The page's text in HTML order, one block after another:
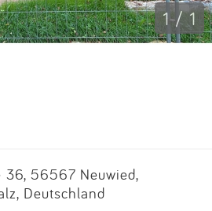
1 / 1
36, 56567 Neuwied,
Deutschland